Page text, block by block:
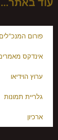
פורום המנכ"לים
אינדקס
ערוץ הוידיאו
גלריית תמונות
ארכיון